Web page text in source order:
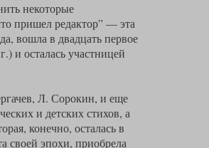
некоторые
пришел редактор” — эта
вошла в двадцать первое
и осталась участницей
Л. Сорокин, и еще
и детских стихов, а
конечно, осталась в
своей эпохи, приобрела